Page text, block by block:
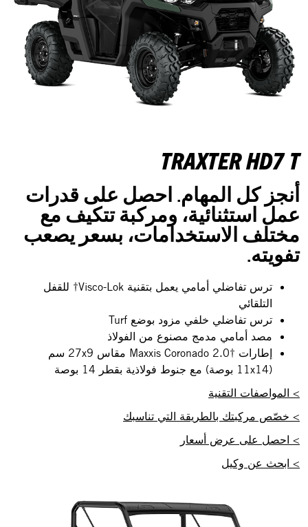
TRAXTER HD7 T
أنجز كل المهام. احصل على قدرات
عمل استثنائية، ومركبة تتكيف مع
مختلف الاستخدامات، بسعر يصعب
تفويته.
ترس تفاضلي أمامي يعمل بتقنية Visco-Lok† للقفل
التلقائي
ترس تفاضلي خلفي مزود بوضع Turf
مصد أمامي مدمج مصنوع من الفولاذ
إطارات Maxxis Coronado 2.0†‎ مقاس 27x9 سم
(11x14 بوصة) مع جنوط فولاذية بقطر 14 بوصة
> المواصفات التقنية
> خصّص مركبتك بالطريقة التي تناسبك
> احصل على عرض أسعار
> ابحث عن وكيل